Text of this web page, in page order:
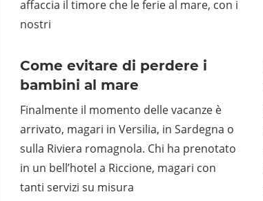
affaccia il timore che le ferie al mare, con i
nostri
Come evitare di perdere i
bambini al mare
Finalmente il momento delle vacanze è
arrivato, magari in Versilia, in Sardegna o
sulla Riviera romagnola. Chi ha prenotato
in un bell’hotel a Riccione, magari con
tanti servizi su misura